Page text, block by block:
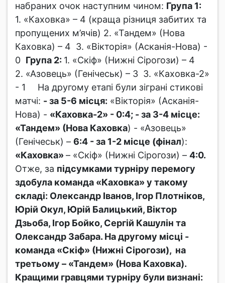
набраних очок наступним чином: Група 1:
1. «Каховка» – 4 (краща різниця забитих та
пропущених м’ячів) 2. «Тандем» (Нова
Каховка) – 4 3. «Вікторія» (Асканія-Нова) -
0 Група 2: 1. «Скіф» (Нижні Сірогози) – 4
2. «Азовець» (Генічеськ) – 3 3. «Каховка-2»
- 1
На другому етапі були зіграні стикові
матчі: - за 5-6 місця: «Вікторія» (Асканія-
Нова) - «Каховка-2» - 0:4; - за 3-4 місце:
«Тандем» (Нова Каховка) - «Азовець»
(Генічеськ) – 6:4 - за 1-2 місце (фінал):
«Каховка»– «Скіф» (Нижні Сірогози) – 4:0.
Отже, за підсумками турніру перемогу
здобула команда «Каховка» у такому
складі: Олександр Іванов, Ігор Плотніков,
Юрій Окул, Юрій Балицький, Віктор
Дзьоба, Ігор Бойко, Сергій Кашулін та
Олександр Забара. На другому місці -
команда «Скіф» (Нижні Сірогози), на
третьому – «Тандем» (Нова Каховка).
Кращими гравцями турніру були визнані: